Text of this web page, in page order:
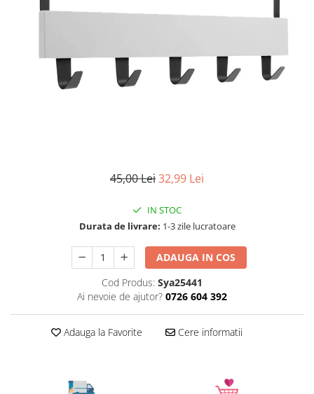
Opritoare usa
Suporturi ortopedice si orteze
Covorase si paturi
Camera copilului
Ingrijire copii
45,00 Lei32,99 Lei
IN STOC
Durata de livrare: 1-3 zile lucratoare
ADAUGA IN COS
Cod Produs: Sya25441
Ai nevoie de ajutor? 0726 604 392
Adauga la Favorite Cere informatii